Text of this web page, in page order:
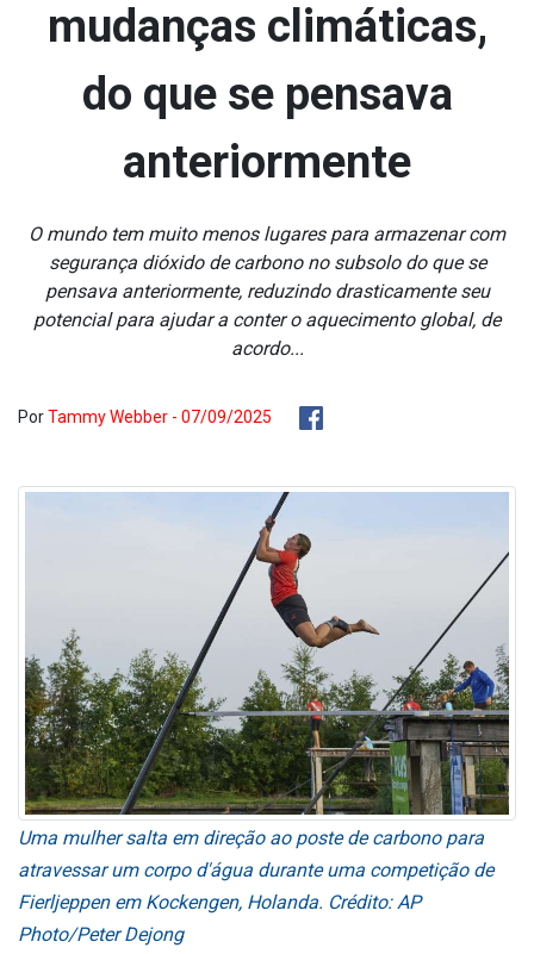
mudanças climáticas,
do que se pensava
anteriormente
O mundo tem muito menos lugares para armazenar com
segurança dióxido de carbono no subsolo do que se
pensava anteriormente, reduzindo drasticamente seu
potencial para ajudar a conter o aquecimento global, de
acordo...
PorTammy Webber - 07/09/2025
Uma mulher salta em direção ao poste de carbono para
atravessar um corpo d'água durante uma competição de
Fierljeppen em Kockengen, Holanda. Crédito: AP
Photo/Peter Dejong